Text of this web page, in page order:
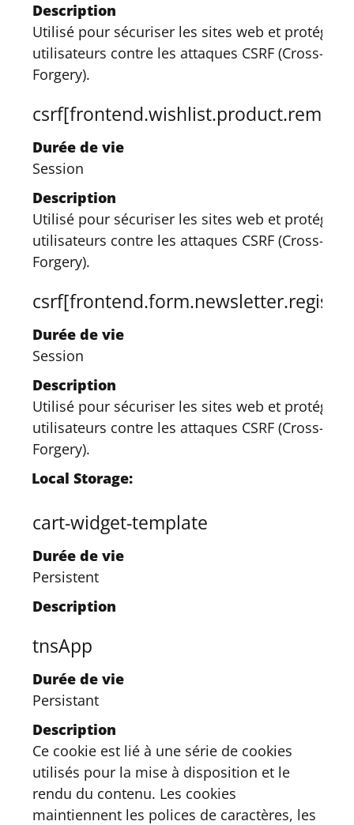
Description
Utilisé pour sécuriser les sites web et protéger
utilisateurs contre les attaques CSRF (Cross-
Forgery).
Durée de vie
Session
Description
Utilisé pour sécuriser les sites web et protéger
utilisateurs contre les attaques CSRF (Cross-
Forgery).
Durée de vie
Session
Description
Utilisé pour sécuriser les sites web et protéger
utilisateurs contre les attaques CSRF (Cross-
Forgery).
Local Storage:
cart-widget-template
Durée de vie
Persistent
Description
tnsApp
Durée de vie
Persistant
Description
Ce cookie est lié à une série de cookies
utilisés pour la mise à disposition et le
rendu du contenu. Les cookies
maintiennent les polices de caractères, les